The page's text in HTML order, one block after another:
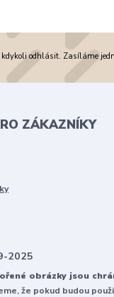
kdykoli odhlásit. Zasíláme
ZÁKAZNÍKY
2025
obrázky jsou
že pokud budou